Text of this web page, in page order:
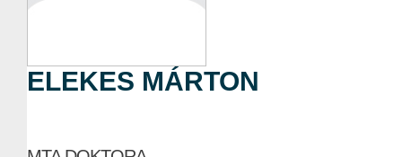
ELEKES MÁRTON